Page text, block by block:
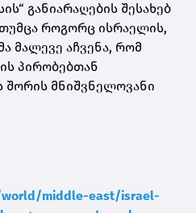
განიარაღების შესახებ
თუმცა როგორც ისრაელის,
მალევე აჩვენა, რომ
პირობებთან
შორის მნიშვნელოვანი
middle-east/israel-